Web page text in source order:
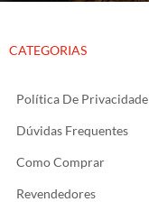
CATEGORIAS
Política De Privacidade
Dúvidas Frequentes
Como Comprar
Revendedores